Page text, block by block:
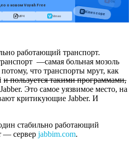
работающий транспорт.
—самая больная мозоль
что транспорты мрут, как
и пользуется такими программами,
Это самое уязвимое место, на
критикующие Jabber. И
стабильно работающий
— сервер jabbim.com.